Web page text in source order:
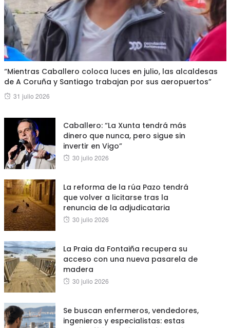
“Mientras Caballero coloca luces en julio, las alcaldesas
de A Coruña y Santiago trabajan por sus aeropuertos”
Posted
31 julio 2026
Caballero: “La Xunta tendrá más
dinero que nunca, pero sigue sin
invertir en Vigo”
Posted
30 julio 2026
La reforma de la rúa Pazo tendrá
que volver a licitarse tras la
renuncia de la adjudicataria
Posted
30 julio 2026
La Praia da Fontaiña recupera su
acceso con una nueva pasarela de
madera
Posted
30 julio 2026
Se buscan enfermeros, vendedores,
ingenieros y especialistas: estas